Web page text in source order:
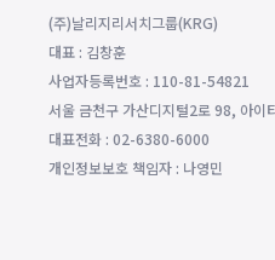
(주)날리지리서치그룹(KRG)
대표 : 김창훈
사업자등록번호 : 110-81-54821
서울 금천구 가산디지털2로 98, 아이
대표전화 : 02-6380-6000
개인정보보호 책임자 : 나영민